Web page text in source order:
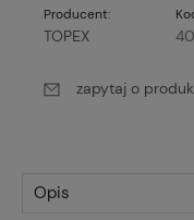
Producent:
TOPEX
zapytaj o
Opis